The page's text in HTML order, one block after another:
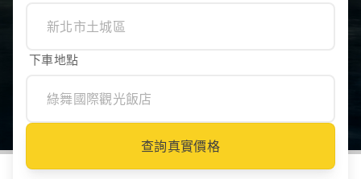
下車地點
查詢真實價格